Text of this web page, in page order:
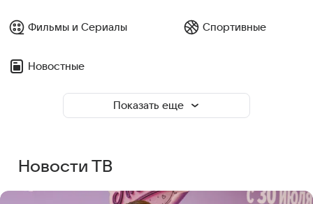
Фильмы и Сериалы Спортивные
Новостные
Показать еще
Новости ТВ